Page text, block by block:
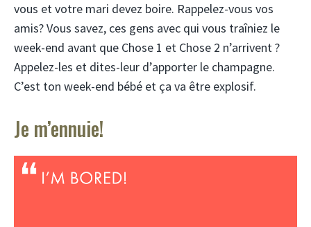
vous et votre mari devez boire. Rappelez-vous vos
amis? Vous savez, ces gens avec qui vous traîniez le
week-end avant que Chose 1 et Chose 2 n’arrivent ?
Appelez-les et dites-leur d’apporter le champagne.
C’est ton week-end bébé et ça va être explosif.
Je m’ennuie!